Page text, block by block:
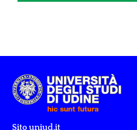
Sito uniud.it